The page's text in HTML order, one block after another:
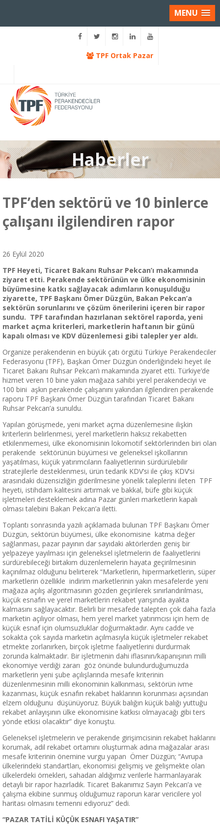
MENU
TPF Ortak Pazar
Haberler
TPF’den sektörü ve 10 binlerce
çalışanı ilgilendiren rapor
26 Eylül 2020
TPF Heyeti, Ticaret Bakanı Ruhsar Pekcan’ı makamında
ziyaret etti. Perakende sektörünün ve ülke ekonomisinin
büyümesine katkı sağlayacak adımların konuşulduğu
ziyarette, TPF Başkanı Ömer Düzgün, Bakan Pekcan’a
sektörün sorunlarını ve çözüm önerilerini içeren bir rapor
sundu. TPF tarafından hazırlanan sektörel raporda, yeni
market açma kriterleri, marketlerin haftanın bir günü
kapalı olması ve KDV düzenlemesi gibi talepler yer aldı.
Organize perakendenin en büyük çatı örgütü Türkiye Perakendeciler
Federasyonu (TPF), Başkan Ömer Düzgün önderliğindeki heyet ile
Ticaret Bakanı Ruhsar Pekcan’ı makamında ziyaret etti. Türkiye’de
hizmet veren 10 bine yakın mağaza sahibi yerel perakendeciyi ve
100 bini aşkın perakende çalışanını yakından ilgilendiren perakende
raporu TPF Başkanı Ömer Düzgün tarafından Ticaret Bakanı
Ruhsar Pekcan’a sunuldu.
Yapılan görüşmede, yeni market açma düzenlemesine ilişkin
kriterlerin belirlenmesi, yerel marketlerin haksız rekabetten
etkilenmemesi, ülke ekonomisinin lokomotif sektörlerinden biri olan
perakende sektörünün büyümesi ve geleneksel işkollarının
yaşatılması, küçük yatırımcıların faaliyetlerinin sürdürülebilir
stratejilerle desteklenmesi, ürün tedarik KDV’si ile çıkış KDV’si
arasındaki düzensizliğin giderilmesine yönelik taleplerini ileten TPF
heyeti, istihdam kalitesini artırmak ve bakkal, büfe gibi küçük
işletmeleri desteklemek adına Pazar günleri marketlerin kapalı
olması talebini Bakan Pekcan’a iletti.
Toplantı sonrasında yazılı açıklamada bulunan TPF Başkanı Ömer
Düzgün, sektörün büyümesi, ülke ekonomisine katma değer
sağlanması, pazar payının dar sayıdaki aktörlerden geniş bir
yelpazeye yayılması için geleneksel işletmelerin de faaliyetlerini
sürdürebileceği birtakım düzenlemelerin hayata geçirilmesinin
kaçınılmaz olduğunu belirterek “Marketlerin, hipermarketlerin, süper
marketlerin özellikle indirim marketlerinin yakın mesafelerde yeni
mağaza açılış algoritmasının gözden geçirilerek sınırlandırılması,
küçük esnafın ve yerel marketlerin rekabet yarışında ayakta
kalmasını sağlayacaktır. Belirli bir mesafede talepten çok daha fazla
marketin açılıyor olması, hem yerel market yatırımcısı için hem de
küçük esnaf için olumsuzluklar doğurmaktadır. Aynı cadde ve
sokakta çok sayıda marketin açılmasıyla küçük işletmeler rekabet
etmekte zorlanırken, birçok işletme faaliyetlerini durdurmak
zorunda kalmaktadır. Bir işletmenin dahi iflasının/kapanışının milli
ekonomiye verdiği zararı göz önünde bulundurduğumuzda
marketlerin yeni şube açılışlarında mesafe kriterinin
düzenlenmesinin milli ekonominin kalkınması, sektörün ivme
kazanması, küçük esnafın rekabet haklarının korunması açısından
elzem olduğunu düşünüyoruz. Büyük balığın küçük balığı yuttuğu
rekabet anlayışının ülke ekonomisine katkısı olmayacağı gibi ters
yönde etkisi olacaktır” diye konuştu.
Geleneksel işletmelerin ve perakende girişimcisinin rekabet haklarını
korumak, adil rekabet ortamını oluşturmak adına mağazalar arası
mesafe kriterinin önemine vurgu yapan Ömer Düzgün; “Avrupa
ülkelerindeki standartları, ekonomisi gelişmiş ve gelişmekte olan
ülkelerdeki örnekleri, sahadan aldığımız verilerle harmanlayarak
detaylı bir rapor hazırladık. Ticaret Bakanımız Sayın Pekcan’a ve
çalışma ekibine sunmuş olduğumuz raporun karar vericilere yol
haritası olmasını temenni ediyoruz” dedi.
“PAZAR TATİLİ KÜÇÜK ESNAFI YAŞATIR”